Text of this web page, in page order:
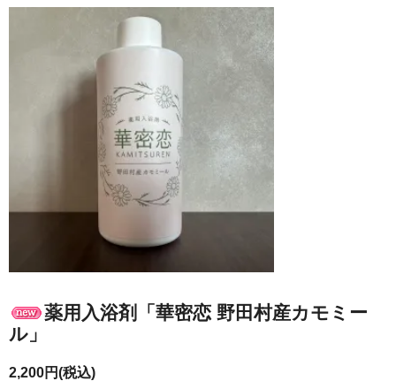
薬用入浴剤「華密恋 野田村産カモミー
ル」
2,200円(税込)